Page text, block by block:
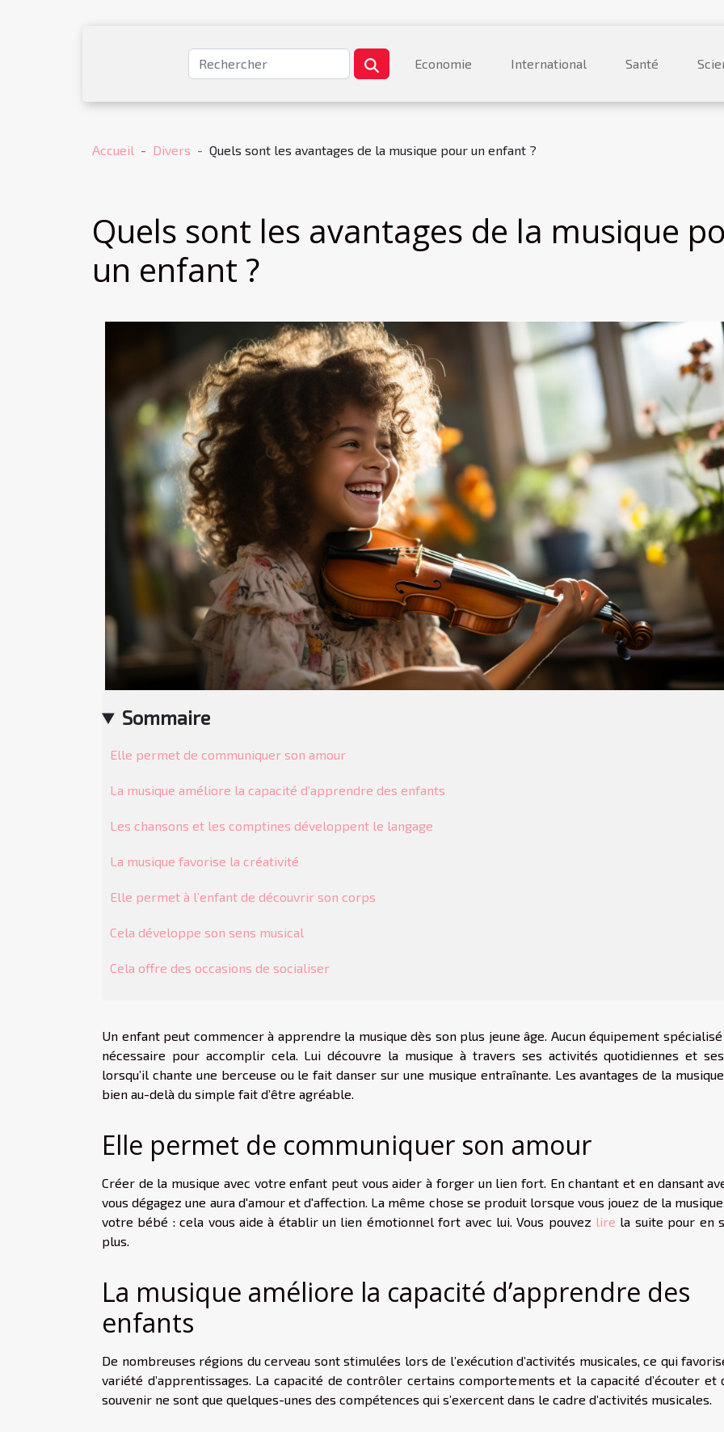
Economie International Santé
Accueil Divers Quels sont les avantages de la musique pour un enfant ?
Quels sont les avantages de la musique
un enfant ?
Sommaire
Elle permet de communiquer son amour
La musique améliore la capacité d’apprendre des enfants
Les chansons et les comptines développent le langage
La musique favorise la créativité
Elle permet à l’enfant de découvrir son corps
Cela développe son sens musical
Cela offre des occasions de socialiser
Un enfant peut commencer à apprendre la musique dès son plus jeune âge. Aucun équipement spécialisé
nécessaire pour accomplir cela. Lui découvre la musique à travers ses activités quotidiennes et
lorsqu’il chante une berceuse ou le fait danser sur une musique entraînante. Les avantages de la
bien au-delà du simple fait d’être agréable.
Elle permet de communiquer son amour
Créer de la musique avec votre enfant peut vous aider à forger un lien fort. En chantant et en dansant
vous dégagez une aura d'amour et d'affection. La même chose se produit lorsque vous jouez de la
votre bébé : cela vous aide à établir un lien émotionnel fort avec lui. Vous pouvez lire la suite pour en
plus.
La musique améliore la capacité d’apprendre des
enfants
De nombreuses régions du cerveau sont stimulées lors de l’exécution d’activités musicales, ce qui
variété d’apprentissages. La capacité de contrôler certains comportements et la capacité d’écouter et
souvenir ne sont que quelques-unes des compétences qui s’exercent dans le cadre d’activités musicales.